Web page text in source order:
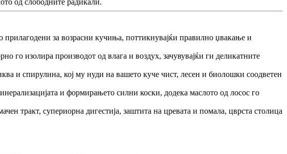
за возрасни кучиња, поттикнувајќи правилно џвакање и
го изолира производот од влага и воздух, зачувувајќи ги деликатните
и спирулина, кој му нуди на вашето куче чист, лесен и биолошки соодветен
и формирањето силни коски, додека маслото од лосос го
тракт, супериорна дигестија, заштита на цревата и помала, цврста столица